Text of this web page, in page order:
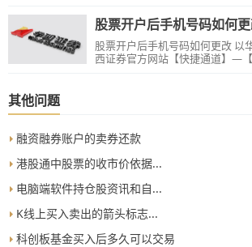
股票开户后手机号码如何更
股票开户后手机号码如何更改 以
西证券官方网站【快捷通道】—
其他问题
融资融券账户的卖券还款
港股通中股票的收市价依据...
电脑端软件持仓股资讯和自...
K线上买入卖出的箭头标志...
科创板基金买入后多久可以交易